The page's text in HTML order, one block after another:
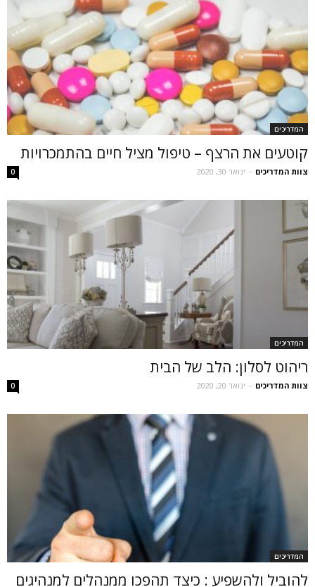
המדריכים
קוטעים את הרצף – טיפול מציל חיים בהתמכרויות
צוות המדריכים - ינואר 30, 2020 0
המדריכים
ריהוט לסלון: הלב של הבית
צוות המדריכים - ינואר 20, 2020 0
המדריכים
להוביל ולהשפיע : כיצד תהפכו ממנהלים למנהיגים